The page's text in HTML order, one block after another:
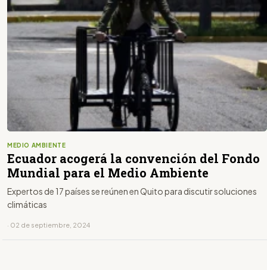
MEDIO AMBIENTE
Ecuador acogerá la convención del Fondo
Mundial para el Medio Ambiente
Expertos de 17 países se reúnen en Quito para discutir soluciones
climáticas
· 02 de septiembre, 2024